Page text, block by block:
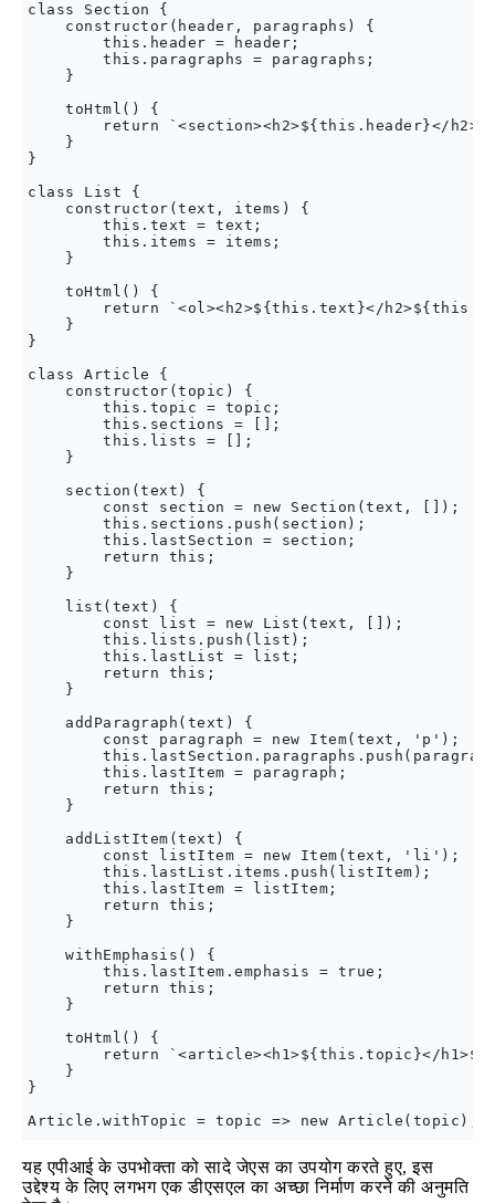
class Section {
    constructor(header, paragraphs) {
        this.header = header;
        this.paragraphs = paragraphs;
    }
    toHtml() {
return `<section><h2>${this.header}</
    }
}
class List {
    constructor(text, items) {
        this.text = text;
        this.items = items;
    }
    toHtml() {
return `<ol><h2>${this.text}</
    }
}
class Article {
    constructor(topic) {
        this.topic = topic;
        this.sections = [];
        this.lists = [];
    }
    section(text) {
        const section = new Section(text, []);
        this.sections.push(section);
        this.lastSection = section;
        return this;
    }
    list(text) {
        const list = new List(text, []);
        this.lists.push(list);
        this.lastList = list;
        return this;
    }
    addParagraph(text) {
        const paragraph = new Item(text, 'p');
        this.lastItem = paragraph;
        return this;
    }
    addListItem(text) {
        const listItem = new Item(text, 'li');
        this.lastList.items.push(listItem);
        this.lastItem = listItem;
        return this;
    }
    withEmphasis() {
        this.lastItem.emphasis = true;
        return this;
    }
    toHtml() {
return `<article><h1>${this.topic}</
    }
}
यह एपीआई के उपभोक्ता को सादे जेएस का उपयोग करते हुए, इस
उद्देश्य के लिए लगभग एक डीएसएल का अच्छा निर्माण करने की अनुमति